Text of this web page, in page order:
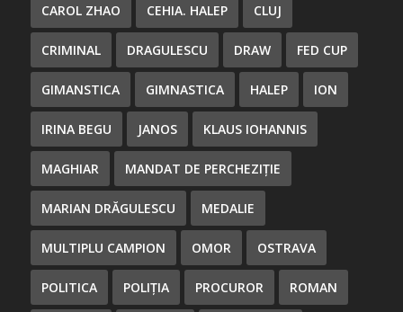
CAROL ZHAO CEHIA. HALEP CLUJ
CRIMINAL DRAGULESCU DRAW FED CUP
GIMANSTICA GIMNASTICA HALEP ION
IRINA BEGU JANOS KLAUS IOHANNIS
MAGHIAR MANDAT DE PERCHEZIȚIE
MARIAN DRĂGULESCU MEDALIE
MULTIPLU CAMPION OMOR OSTRAVA
POLITICA POLIȚIA PROCUROR ROMAN